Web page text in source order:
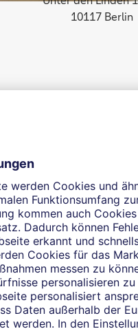
10117 Berlin
in
Investieren. Mit Ihren
Rufen Sie